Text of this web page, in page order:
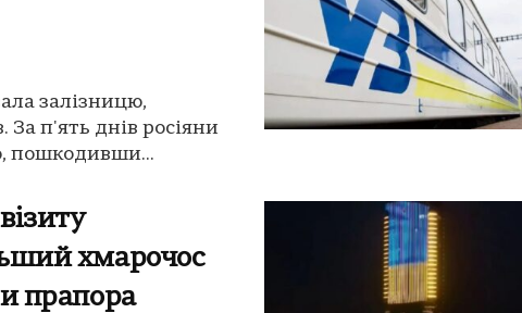
залізницю,
За п'ять днів росіяни
пошкодивши...
хмарочос
прапора